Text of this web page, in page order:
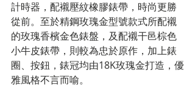
計時器，配襯壓紋橡膠錶帶，時尚更勝
從前。至於精鋼玫瑰金型號款式所配襯
的玫瑰香檳金色錶盤，及配襯干邑棕色
小牛皮錶帶，則較為忠於原作，加上錶
圈、按鈕，錶冠均由18K玫瑰金打造，優
雅風格不言而喻。